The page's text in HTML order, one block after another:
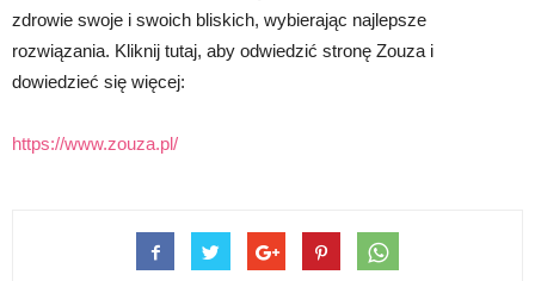
zdrowie swoje i swoich bliskich, wybierając najlepsze
rozwiązania. Kliknij tutaj, aby odwiedzić stronę Zouza i
dowiedzieć się więcej:
https://www.zouza.pl/